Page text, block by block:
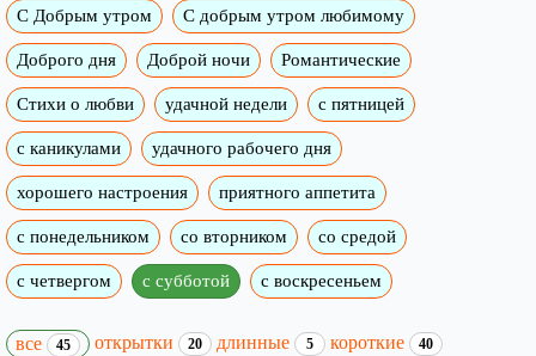
С Добрым утром C добрым утром любимому
Доброго дня Доброй ночи Романтические
Стихи о любви удачной недели c пятницей
с каникулами удачного рабочего дня
хорошего настроения приятного аппетита
с понедельником со вторником со средой
с четвергом с субботой с воскресеньем
все 45 открытки 20 длинные 5 короткие 40